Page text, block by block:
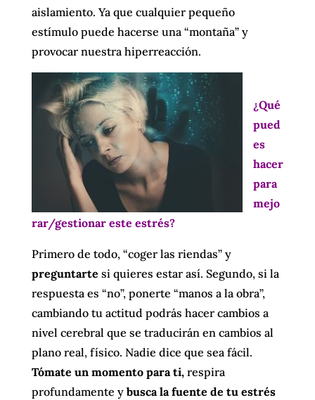
aislamiento. Ya que cualquier pequeño
estímulo puede hacerse una “montaña” y
provocar nuestra hiperreacción.
¿Qué
pued
es
hacer
para
mejo
rar/gestionar este estrés?
Primero de todo, “coger las riendas” y
preguntarte si quieres estar así. Segundo, si la
respuesta es “no”, ponerte “manos a la obra”,
cambiando tu actitud podrás hacer cambios a
nivel cerebral que se traducirán en cambios al
plano real, físico. Nadie dice que sea fácil.
Tómate un momento para ti,respira
profundamente y busca la fuente de tu estrés